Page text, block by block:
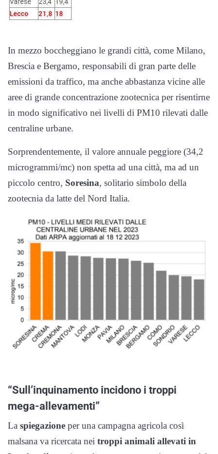
In mezzo boccheggiano le grandi città, come Milano,
Brescia e Bergamo, responsabili di gran parte delle
emissioni da traffico, ma anche abbastanza vicine alle
aree di grande concentrazione zootecnica per risentirne
in modo significativo nei livelli di PM10 rilevati dalle
centraline urbane.
Sorprendentemente, il valore annuale peggiore (34,2
microgrammi/mc) non spetta ad una città, ma ad un
piccolo centro, Soresina, solitario simbolo della
zootecnia da latte del Nord Italia.
“Sull’inquinamento incidono i troppi
mega-allevamenti”
La spiegazione per una campagna agricola così
malsana va ricercata nei troppi animali allevati in